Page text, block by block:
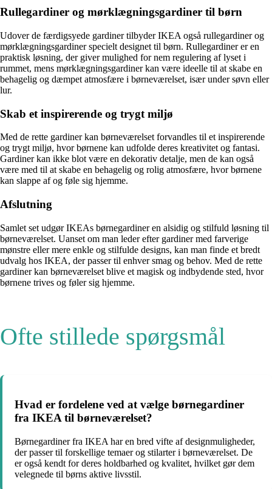
Rullegardiner og mørklægningsgardiner til børn
Udover de færdigsyede gardiner tilbyder IKEA også rullegardiner og
mørklægningsgardiner specielt designet til børn. Rullegardiner er en
praktisk løsning, der giver mulighed for nem regulering af lyset i
rummet, mens mørklægningsgardiner kan være ideelle til at skabe en
behagelig og dæmpet atmosfære i børneværelset, især under søvn eller
lur.
Skab et inspirerende og trygt miljø
Med de rette gardiner kan børneværelset forvandles til et inspirerende
og trygt miljø, hvor børnene kan udfolde deres kreativitet og fantasi.
Gardiner kan ikke blot være en dekorativ detalje, men de kan også
være med til at skabe en behagelig og rolig atmosfære, hvor børnene
kan slappe af og føle sig hjemme.
Afslutning
Samlet set udgør IKEAs børnegardiner en alsidig og stilfuld løsning til
børneværelset. Uanset om man leder efter gardiner med farverige
mønstre eller mere enkle og stilfulde designs, kan man finde et bredt
udvalg hos IKEA, der passer til enhver smag og behov. Med de rette
gardiner kan børneværelset blive et magisk og indbydende sted, hvor
børnene trives og føler sig hjemme.
Ofte stillede spørgsmål
Hvad er fordelene ved at vælge børnegardiner
fra IKEA til børneværelset?
Børnegardiner fra IKEA har en bred vifte af designmuligheder,
der passer til forskellige temaer og stilarter i børneværelset. De
er også kendt for deres holdbarhed og kvalitet, hvilket gør dem
velegnede til børns aktive livsstil.